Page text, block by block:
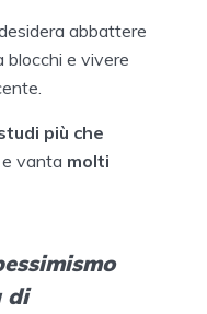
abbattere
blocchi e vivere
più che
e vanta molti
di